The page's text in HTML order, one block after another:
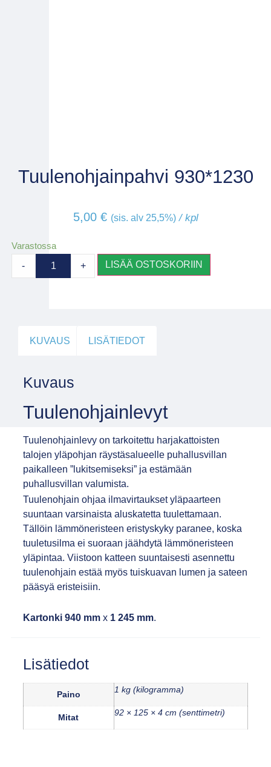
Tuulenohjainpahvi 930*1230
5,00 € (sis. alv 25,5%)/ kpl
Varastossa
- + LISÄÄ OSTOSKORIIN
KUVAUS LISÄTIEDOT
Kuvaus
Tuulenohjainlevyt
Tuulenohjainlevy on tarkoitettu harjakattoisten
talojen yläpohjan räystäsalueelle puhallusvillan
paikalleen ”lukitsemiseksi” ja estämään
puhallusvillan valumista.
Tuulenohjain ohjaa ilmavirtaukset yläpaarteen
suuntaan varsinaista aluskatetta tuulettamaan.
Tällöin lämmöneristeen eristyskyky paranee, koska
tuuletusilma ei suoraan jäähdytä lämmöneristeen
yläpintaa. Viistoon katteen suuntaisesti asennettu
tuulenohjain estää myös tuiskuavan lumen ja sateen
pääsyä eristeisiin.
Kartonki 940 mmx 1 245 mm.
Lisätiedot
Paino 1 kg (kilogramma)
Mitat 92 × 125 × 4 cm (senttimetri)